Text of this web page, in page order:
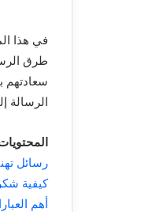
في هذا
طرق
سعادتهم
الرسالة
رسائل
كيفية
أهم